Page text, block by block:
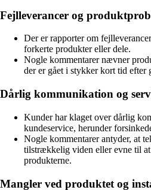
Fejlleverancer og
Der er rapporter om
forkerte produkter eller dele.
Nogle kommentarer nævner
der er gået i stykker kort tid efter
Dårlig kommunikation og
Kunder har klaget over dårlig
kundeservice, herunder
Nogle kommentarer antyder, at
tilstrækkelig viden eller evne til at
produkterne.
Mangler ved produktet og